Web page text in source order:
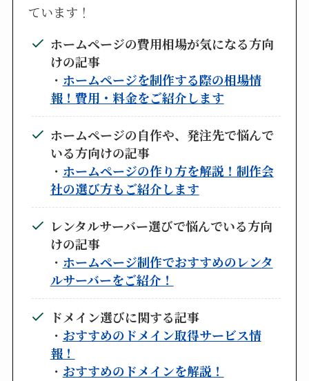
ています！
ホームページの費用相場が気になる方向
けの記事
・ ホームページを制作する際の相場情
報！費用・料金をご紹介します
ホームページの自作や、発注先で悩んで
いる方向けの記事
・ ホームページの作り方を解説！制作会
社の選び方もご紹介します
レンタルサーバー選びで悩んでいる方向
けの記事
・ ホームページ制作でおすすめのレンタ
ルサーバーをご紹介！
ドメイン選びに関する記事
・ おすすめのドメイン取得サービス情
報！
・ おすすめのドメインを解説！